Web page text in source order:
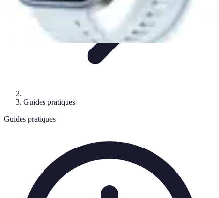
Guides pratiques
Guides pratiques